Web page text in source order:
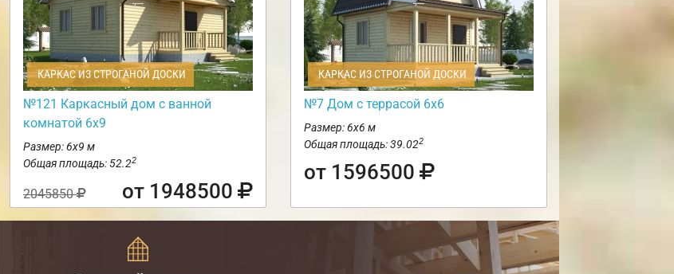
КАРКАС ИЗ СТРОГАНОЙ ДОСКИ
№121 Каркасный дом с ванной
комнатой 6х9
Размер: 6х9 м
Общая площадь: 52.22
2045850 от 1948500
КАРКАС ИЗ СТРОГАНОЙ ДОСКИ
№7 Дом с террасой 6х6
Размер: 6х6 м
Общая площадь: 39.022
от 1596500